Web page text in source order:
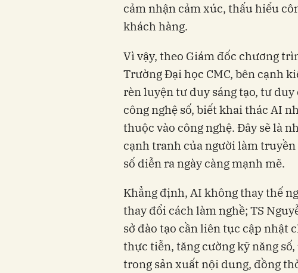
cảm nhận cảm xúc, thấu hiểu
khách hàng.
Vì vậy, theo Giám đốc chương
Trường Đại học CMC, bên cạnh
rèn luyện tư duy sáng tạo, tư
công nghệ số, biết khai thác AI
thuộc vào công nghệ. Đây sẽ là
cạnh tranh của người làm
số diễn ra ngày càng mạnh mẽ.
Khẳng định, AI không thay thế
thay đổi cách làm nghề; TS
sở đào tạo cần liên tục cập nhật
thực tiễn, tăng cường kỹ năng
trong sản xuất nội dung, đồng